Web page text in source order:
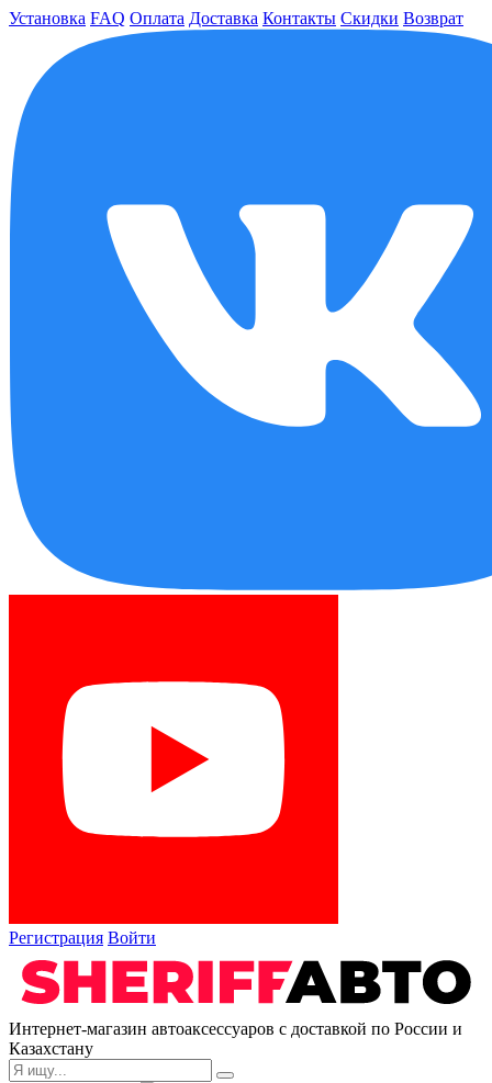
Установка FAQ Оплата Доставка Контакты Скидки Возврат
Регистрация Войти
Интернет-магазин автоаксессуаров с доставкой по России и
Казахстану